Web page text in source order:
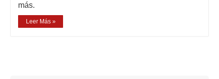
más.
Leer Más »